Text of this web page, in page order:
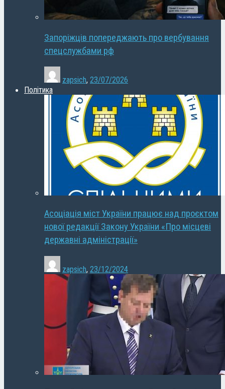
Запоріжців попереджають про вербування
спецслужбами рф
zapsich, 23/07/2026
Політика
Асоціація міст України працює над проєктом
нової редакції Закону України «Про місцеві
державні адміністрації»
zapsich, 23/12/2024